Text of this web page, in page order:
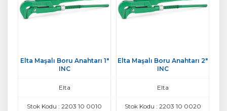
Elta Maşalı Boru Anahtarı 1"
INC
Elta
Stok Kodu : 2203 10 0010
Elta Maşalı Boru Anahtarı 2"
INC
Elta
Stok Kodu : 2203 10 0020